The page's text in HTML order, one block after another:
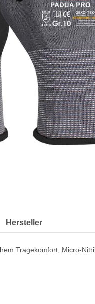
Hersteller
Tragekomfort, Micro-